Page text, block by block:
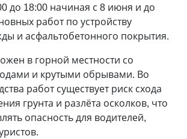
до 18:00 начиная с 8 июня и до
работ по устройству
и асфальтобетонного покрытия.
в горной местности со
и крутыми обрывами. Во
работ существует риск схода
грунта и разлёта осколков, что
опасность для водителей,